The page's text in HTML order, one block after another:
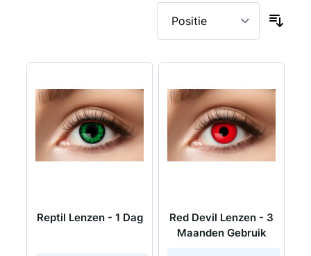
Reptil Lenzen - 1 Dag
Red Devil Lenzen - 3
Maanden Gebruik